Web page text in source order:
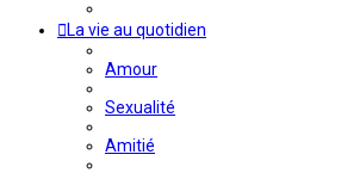
La vie au quotidien
Amour
Sexualité
Amitié